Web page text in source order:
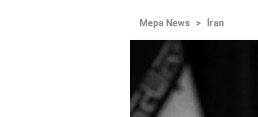
Mepa News > İran